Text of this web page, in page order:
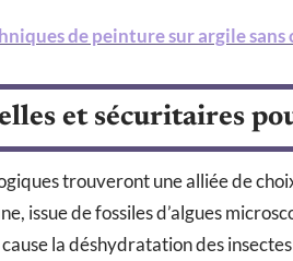
de peinture sur argile sans
et sécuritaires
trouveront une alliée de
issue de fossiles d’algues
la déshydratation des